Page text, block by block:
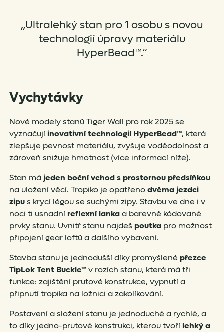
„Ultralehký stan pro 1 osobu s novou
technologií úpravy materiálu
HyperBead™.“
Vychytávky
Nové modely stanů Tiger Wall pro rok 2025 se
vyznačujíinovativní technologií HyperBead™, která
zlepšuje pevnost materiálu, zvyšuje voděodolnost a
zároveň snižuje hmotnost (více informací níže).
Stan májeden boční vchod s prostornou předsíňkou
na uložení věcí. Tropiko je opatřenodvěma jezdci
zipus krycí légou se suchými zipy. Stavbu ve dne i v
noci ti usnadní reflexní lankaa barevně kódované
prvky stanu. Uvnitř stanu najdeš poutkapro možnost
připojení gear loftů a dalšího vybavení.
Stavba stanu je jednodušší díky promyšlené přezce
TipLok Tent Buckle™v rozích stanu, která má tři
funkce: zajištění prutové konstrukce, vypnutí a
připnutí tropika na ložnici a zakolíkování.
Postavení a složení stanu je jednoduché a rychlé, a
to díky jedno-prutové konstrukci, kterou tvoří lehký a